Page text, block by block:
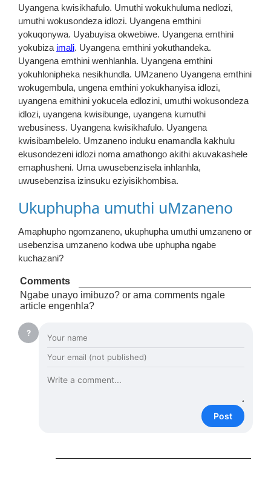
Uyangena kwisikhafulo. Umuthi wokukhuluma nedlozi,
umuthi wokusondeza idlozi. Uyangena emthini
yokuqonywa. Uyabuyisa okwebiwe. Uyangena emthini
yokubiza imali. Uyangena emthini yokuthandeka.
Uyangena emthini wenhlanhla. Uyangena emthini
yokuhlonipheka nesikhundla. UMzaneno Uyangena emthini
wokugembula, ungena emthini yokukhanyisa idlozi,
uyangena emithini yokucela edlozini, umuthi wokusondeza
idlozi, uyangena kwisibunge, uyangena kumuthi
webusiness. Uyangena kwisikhafulo. Uyangena
kwisibambelelo. Umzaneno induku enamandla kakhulu
ekusondezeni idlozi noma amathongo akithi akuvakashele
emaphusheni. Uma uwusebenzisela inhlanhla,
uwusebenzisa izinsuku eziyisikhombisa.
Ukuphupha umuthi uMzaneno
Amaphupho ngomzaneno, ukuphupha umuthi umzaneno or
usebenzisa umzaneno kodwa ube uphupha ngabe
kuchazani?
Comments
Ngabe unayo imibuzo? or ama comments ngale
article engenhla?
?
Post